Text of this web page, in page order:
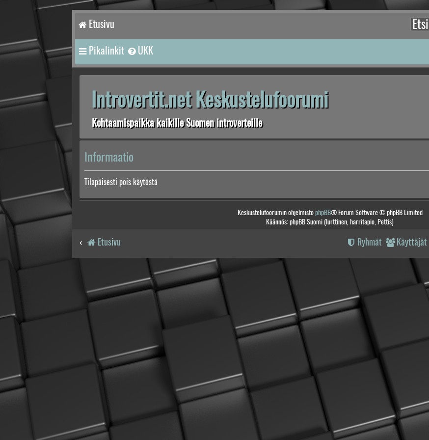
Etusivu
Pikalinkit UKK
Introvertit.net Keskustelufoorumi
Kohtaamispaikka kaikille Suomen introverteille
Informaatio
Tilapäisesti pois käytöstä
Keskustelufoorumin ohjelmistophpBB® Forum Software © phpBB Limited
Käännös: phpBB Suomi (lurttinen, harritapio, Pettis)
Etusivu Käyttäjät
Ryhmät